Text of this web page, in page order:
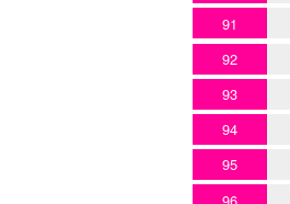
91
92
93
94
95
96